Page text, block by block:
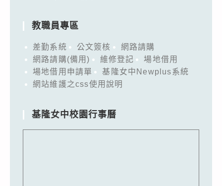
教職員專區
差勤系統 公文簽核
網路請購
網路請購(備用)
維修登記
場地借用
場地借用申請單
基隆女中Newplus系統
網站維護之css使用說明
基隆女中校園行事曆